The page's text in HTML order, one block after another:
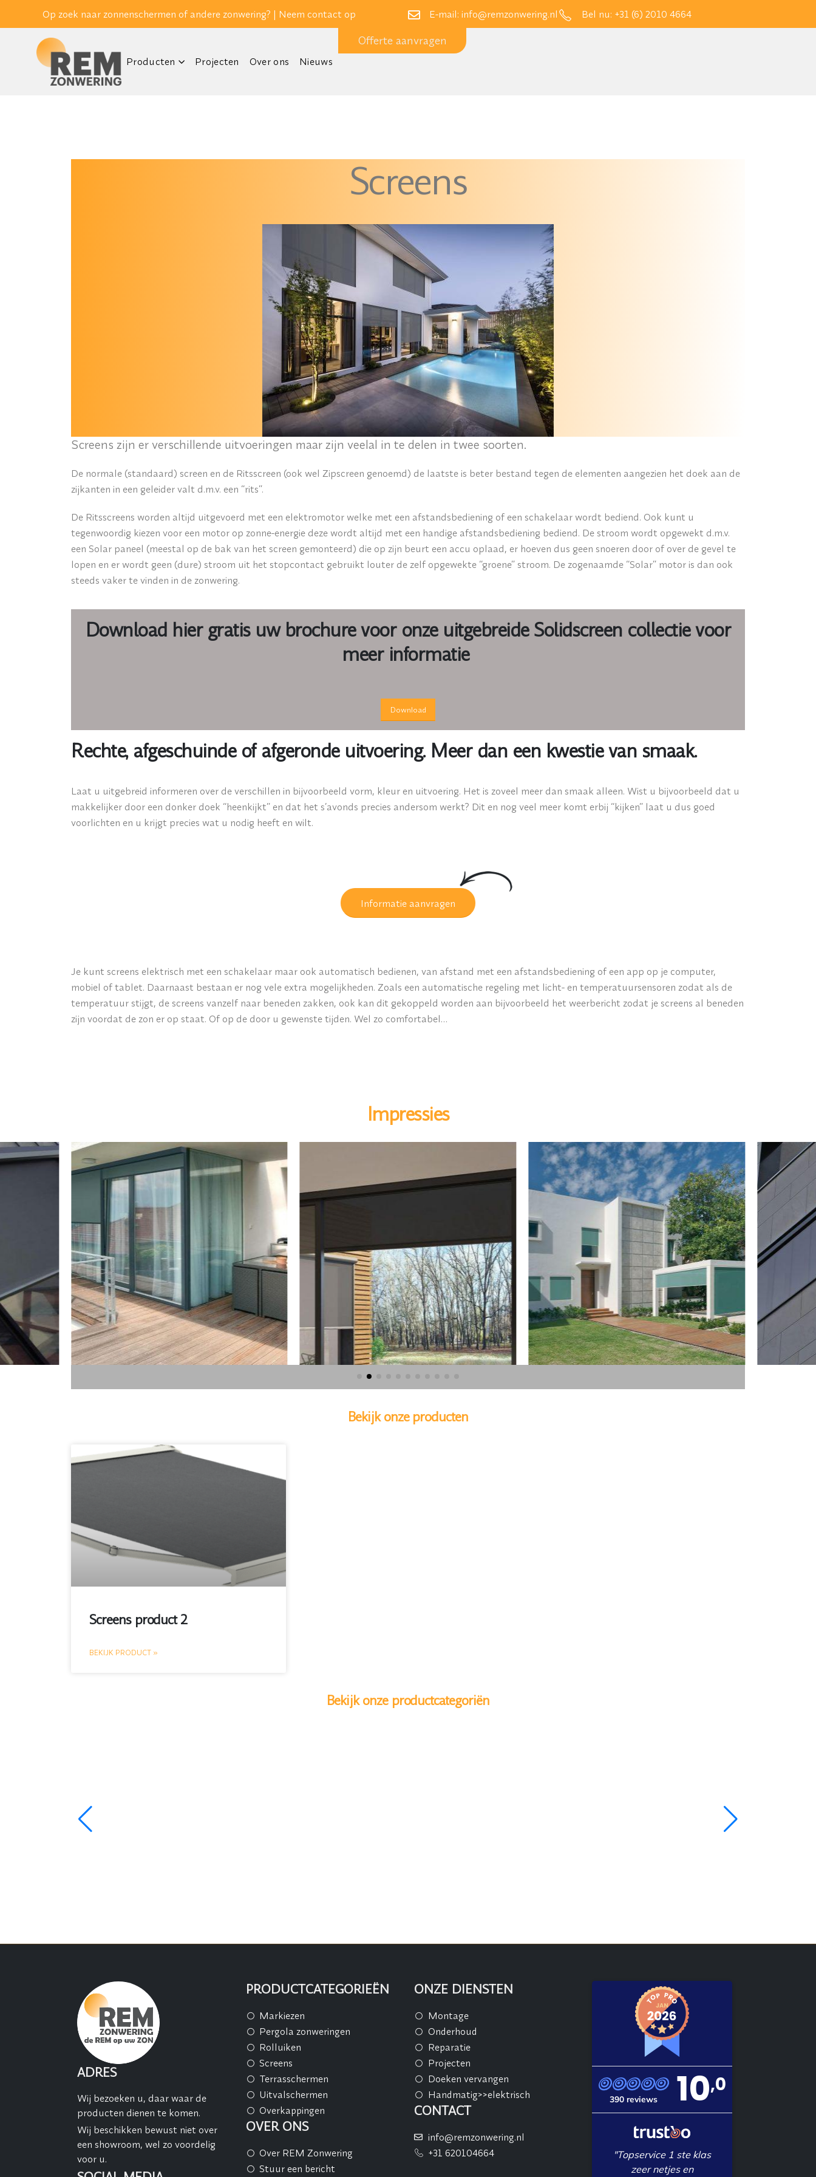
Op zoek naar zonnenschermen of andere zonwering? | Neem contact op E-mail: info@remzonwering.nl Bel nu: +31 (6) 2010 4664
Producten Projecten Over ons Nieuws
Offerte aanvragen
Screens
Screens zijn er verschillende uitvoeringen maar zijn veelal in te delen in twee soorten.
De normale (standaard) screen en de Ritsscreen (ook wel Zipscreen genoemd) de laatste is beter bestand tegen de elementen aangezien het doek aan de
zijkanten in een geleider valt d.m.v. een “rits”.
De Ritsscreens worden altijd uitgevoerd met een elektromotor welke met een afstandsbediening of een schakelaar wordt bediend. Ook kunt u
tegenwoordig kiezen voor een motor op zonne-energie deze wordt altijd met een handige afstandsbediening bediend. De stroom wordt opgewekt d.m.v.
een Solar paneel (meestal op de bak van het screen gemonteerd) die op zijn beurt een accu oplaad, er hoeven dus geen snoeren door of over de gevel te
lopen en er wordt geen (dure) stroom uit het stopcontact gebruikt louter de zelf opgewekte “groene” stroom. De zogenaamde “Solar” motor is dan ook
steeds vaker te vinden in de zonwering.
Download hier gratis uw brochure voor onze uitgebreide Solidscreen collectie voor
meer informatie
Download
Rechte, afgeschuinde of afgeronde uitvoering. Meer dan een kwestie van smaak.
Laat u uitgebreid informeren over de verschillen in bijvoorbeeld vorm, kleur en uitvoering. Het is zoveel meer dan smaak alleen. Wist u bijvoorbeeld dat u
makkelijker door een donker doek “heenkijkt” en dat het s’avonds precies andersom werkt? Dit en nog veel meer komt erbij “kijken” laat u dus goed
voorlichten en u krijgt precies wat u nodig heeft en wilt.
Informatie aanvragen
Je kunt screens elektrisch met een schakelaar maar ook automatisch bedienen, van afstand met een afstandsbediening of een app op je computer,
mobiel of tablet. Daarnaast bestaan er nog vele extra mogelijkheden. Zoals een automatische regeling met licht- en temperatuursensoren zodat als de
temperatuur stijgt, de screens vanzelf naar beneden zakken, ook kan dit gekoppeld worden aan bijvoorbeeld het weerbericht zodat je screens al beneden
zijn voordat de zon er op staat. Of op de door u gewenste tijden. Wel zo comfortabel…
Impressies
Bekijk onze producten
Screens product 2
BEKIJK PRODUCT »
Bekijk onze productcategoriën
ADRES
Wij bezoeken u, daar waar de
producten dienen te komen.
Wij beschikken bewust niet over
een showroom, wel zo voordelig
voor u.
PRODUCTCATEGORIEËN
Markiezen
Pergola zonweringen
Rolluiken
Screens
Terrasschermen
Uitvalschermen
Overkappingen
OVER ONS
Over REM Zonwering
Stuur een bericht
ONZE DIENSTEN
Montage
Onderhoud
Reparatie
Projecten
Doeken vervangen
Handmatig>>elektrisch
CONTACT
info@remzonwering.nl
+31 620104664
390 reviews 10,0
"Topservice 1 ste klas
zeer netjes en